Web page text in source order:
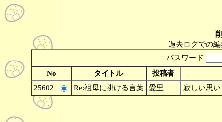
過去ログでの
パスワード
No
タイトル
投稿者
25602
Re:祖母に掛ける言葉 愛里 寂しい思